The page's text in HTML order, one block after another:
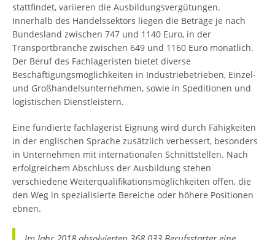
stattfindet, variieren die Ausbildungsvergütungen.
Innerhalb des Handelssektors liegen die Beträge je nach
Bundesland zwischen 747 und 1140 Euro, in der
Transportbranche zwischen 649 und 1160 Euro monatlich.
Der Beruf des Fachlageristen bietet diverse
Beschäftigungsmöglichkeiten in Industriebetrieben, Einzel-
und Großhandelsunternehmen, sowie in Speditionen und
logistischen Dienstleistern.
Eine fundierte fachlagerist Eignung wird durch Fähigkeiten
in der englischen Sprache zusätzlich verbessert, besonders
in Unternehmen mit internationalen Schnittstellen. Nach
erfolgreichem Abschluss der Ausbildung stehen
verschiedene Weiterqualifikationsmöglichkeiten offen, die
den Weg in spezialisierte Bereiche oder höhere Positionen
ebnen.